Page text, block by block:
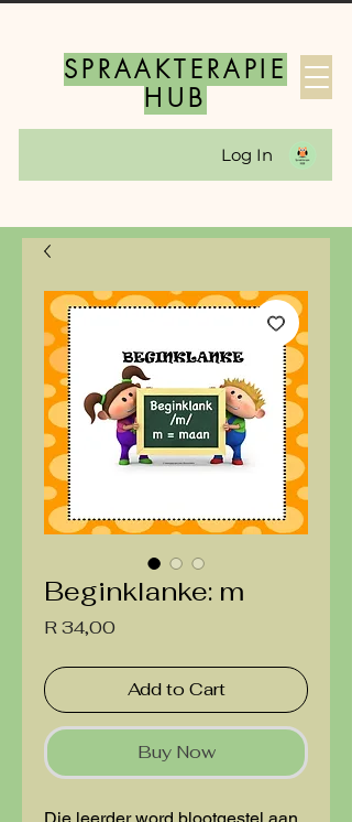
SPRAAKTERAPIE
HUB
Log In
Beginklanke: m
R 34,00
Add to Cart
Buy Now